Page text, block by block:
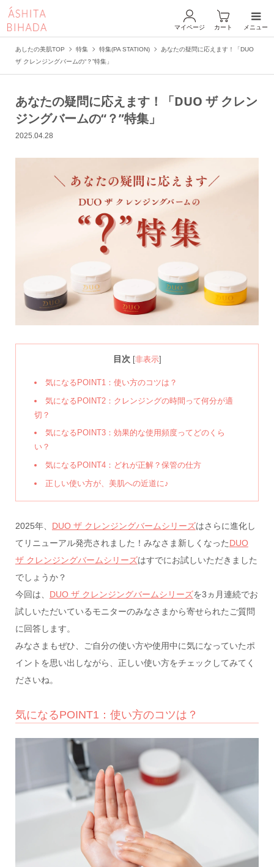
マイページ カート メニュー
あしたの美肌TOP 特集 特集(PA STATION)
あなたの疑問に応えます！「DUO
ザ クレンジングバームの“？”特集」
あなたの疑問に応えます！「DUO ザ クレン
ジングバームの“？”特集」
2025.04.28
目次 [非表示]
気になるPOINT1：使い方のコツは？
気になるPOINT2：クレンジングの時間って何分が適
切？
気になるPOINT3：効果的な使用頻度ってどのくら
い？
気になるPOINT4：どれが正解？保管の仕方
正しい使い方が、美肌への近道に♪
2025年、 DUO ザ クレンジングバームシリーズはさらに進化し
てリニューアル発売されました！みなさま新しくなったDUO
ザ クレンジングバームシリーズはすでにお試しいただきました
でしょうか？
今回は、 DUO ザ クレンジングバームシリーズを3ヵ月連続でお
試しいただいているモニターのみなさまから寄せられたご質問
に回答します。
みなさまもぜひ、ご自分の使い方や使用中に気になっていたポ
イントを思い出しながら、正しい使い方をチェックしてみてく
ださいね。
気になるPOINT1：使い方のコツは？